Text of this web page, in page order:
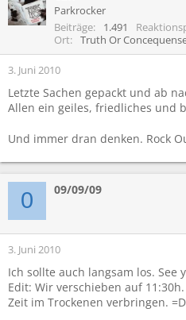
Parkrocker
Beiträge
1.491
Ort
Truth Or
3. Juni 2010
Letzte Sachen gepackt und ab
Allen ein geiles, friedliches und
Und immer dran denken. Rock
0 09/09/09
3. Juni 2010
Ich sollte auch langsam los. See
Edit: Wir verschieben auf
Zeit im Trockenen verbringen. =D